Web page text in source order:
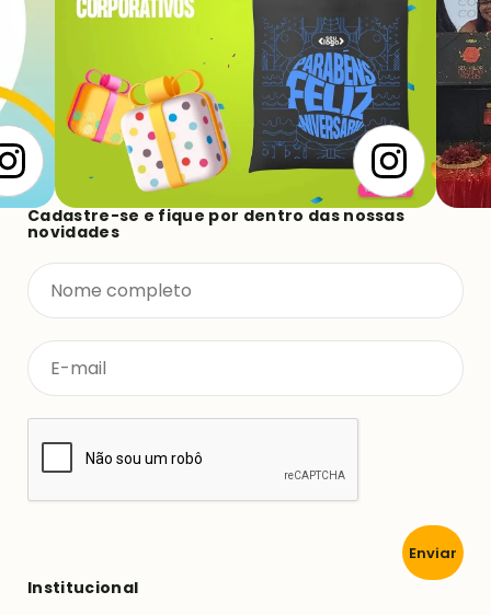
Institucional
Cadastre-se e fique por dentro das nossas
novidades
Enviar